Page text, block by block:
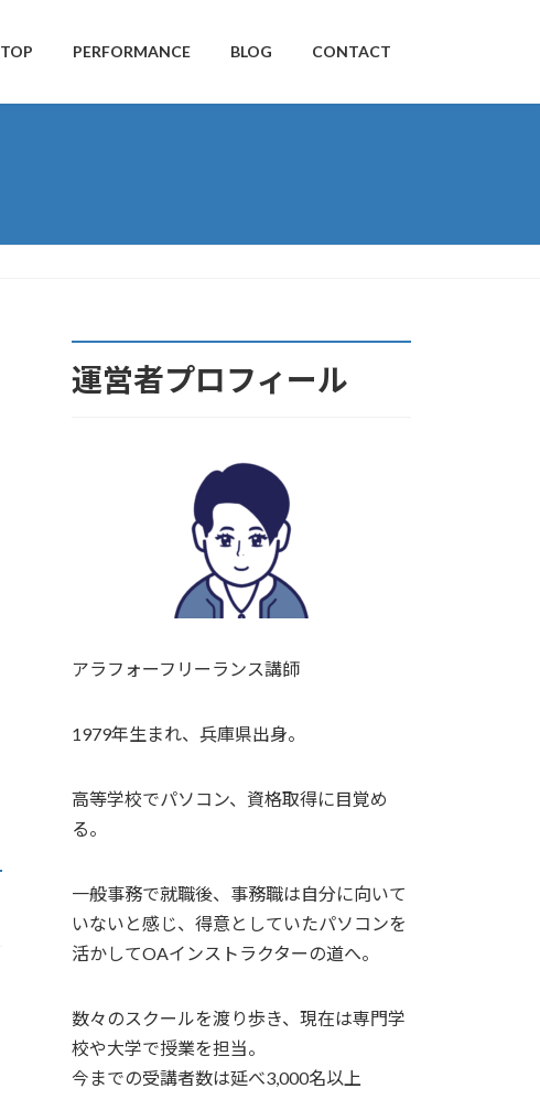
TOP PERFORMANCE BLOG CONTACT
運営者プロフィール
アラフォーフリーランス講師
1979年生まれ、兵庫県出身。
高等学校でパソコン、資格取得に目覚め
る。
一般事務で就職後、事務職は自分に向いて
いないと感じ、得意としていたパソコンを
活かしてOAインストラクターの道へ。
数々のスクールを渡り歩き、現在は専門学
校や大学で授業を担当。
今までの受講者数は延べ3,000名以上